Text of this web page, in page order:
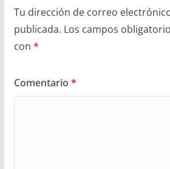
Tu dirección de correo
publicada. Los campos
con *
Comentario *